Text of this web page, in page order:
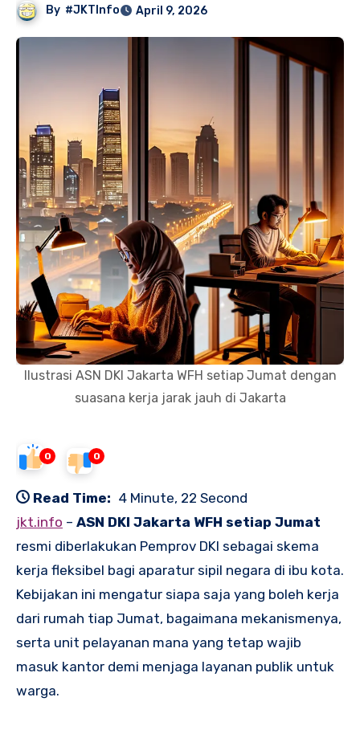
By #JKTInfo April 9, 2026
Ilustrasi ASN DKI Jakarta WFH setiap Jumat dengan
suasana kerja jarak jauh di Jakarta
0 0
Read Time: 4 Minute, 22 Second
jkt.info – ASN DKI Jakarta WFH setiap Jumat
resmi diberlakukan Pemprov DKI sebagai skema
kerja fleksibel bagi aparatur sipil negara di ibu kota.
Kebijakan ini mengatur siapa saja yang boleh kerja
dari rumah tiap Jumat, bagaimana mekanismenya,
serta unit pelayanan mana yang tetap wajib
masuk kantor demi menjaga layanan publik untuk
warga.